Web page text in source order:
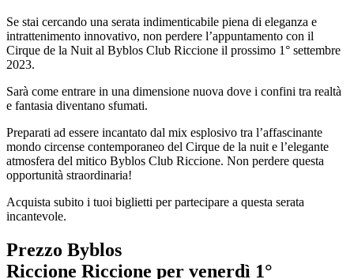
Se stai cercando una serata indimenticabile piena di eleganza e
intrattenimento innovativo, non perdere l’appuntamento con il
Cirque de la Nuit al Byblos Club Riccione il prossimo 1° settembre
2023.
Sarà come entrare in una dimensione nuova dove i confini tra realtà
e fantasia diventano sfumati.
Preparati ad essere incantato dal mix esplosivo tra l’affascinante
mondo circense contemporaneo del Cirque de la nuit e l’elegante
atmosfera del mitico Byblos Club Riccione. Non perdere questa
opportunità straordinaria!
Acquista subito i tuoi biglietti per partecipare a questa serata
incantevole.
Prezzo Byblos
Riccione Riccione per venerdì 1°